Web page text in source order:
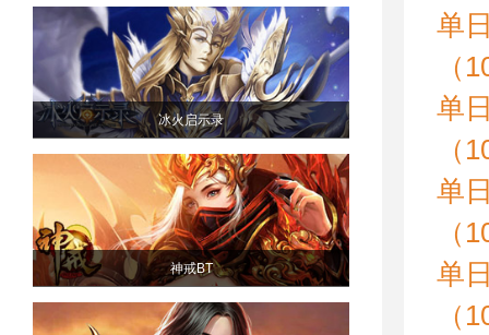
冰火启示录
神戒BT
单
（
单
（
单
（
单
（